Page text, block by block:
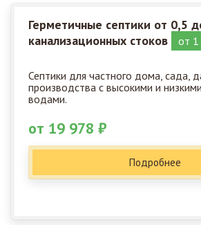
Герметичные септики от 0,5
канализационных стоков
от
Септики для частного дома, сада,
производства с высокими и
водами.
от 19 978 ₽
Подробнее